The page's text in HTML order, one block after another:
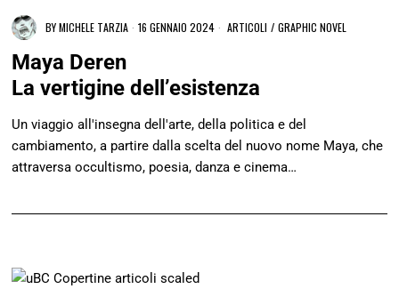
BYMICHELE TARZIA 16 GENNAIO 2024 ARTICOLI / GRAPHIC NOVEL
Maya Deren
La vertigine dell’esistenza
Un viaggio all'insegna dell'arte, della politica e del
cambiamento, a partire dalla scelta del nuovo nome Maya, che
attraversa occultismo, poesia, danza e cinema…